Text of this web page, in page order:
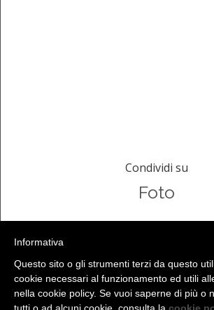
Condividi su
Foto
(C) La Valtellina - info@la-
Informativa
Questo sito o gli strumenti terzi da questo
cookie necessari al funzionamento ed utili
nella cookie policy. Se vuoi saperne di più o